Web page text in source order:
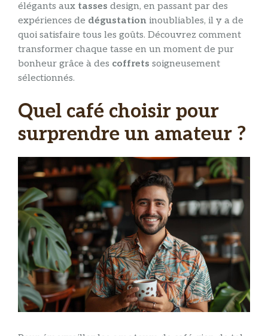
élégants aux tasses design, en passant par des
expériences de dégustation inoubliables, il y a de
quoi satisfaire tous les goûts. Découvrez comment
transformer chaque tasse en un moment de pur
bonheur grâce à des coffrets soigneusement
sélectionnés.
Quel café choisir pour
surprendre un amateur ?